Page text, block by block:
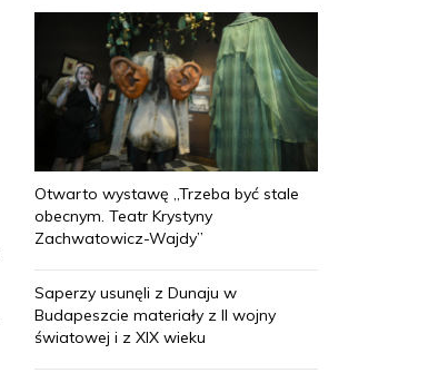
Otwarto wystawę „Trzeba być stale
obecnym. Teatr Krystyny
Zachwatowicz-Wajdy”
Saperzy usunęli z Dunaju w
Budapeszcie materiały z II wojny
światowej i z XIX wieku